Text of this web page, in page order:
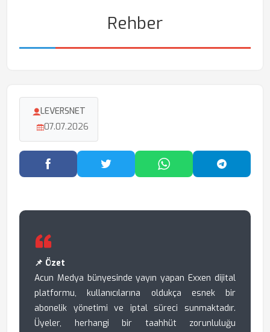
Rehber
LEVERSNET
07.07.2026
Facebook'ta PaylaşTwitter'da PaylaşWhatsApp'ta Paylaş
📌 Özet
Acun Medya bünyesinde yayın yapan Exxen dijital
platformu, kullanıcılarına oldukça esnek bir
abonelik yönetimi ve iptal süreci sunmaktadır.
Üyeler, herhangi bir taahhüt zorunluluğu